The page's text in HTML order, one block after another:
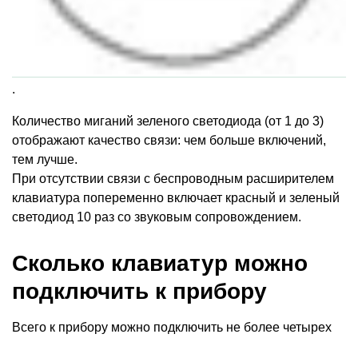
.
Количество миганий зеленого светодиода (от 1 до 3)
отображают качество связи: чем больше включений,
тем лучше.
При отсутствии связи с беспроводным расширителем
клавиатура попеременно включает красный и зеленый
светодиод 10 раз со звуковым сопровождением.
Сколько клавиатур можно
подключить к прибору
Всего к прибору можно подключить не более четырех